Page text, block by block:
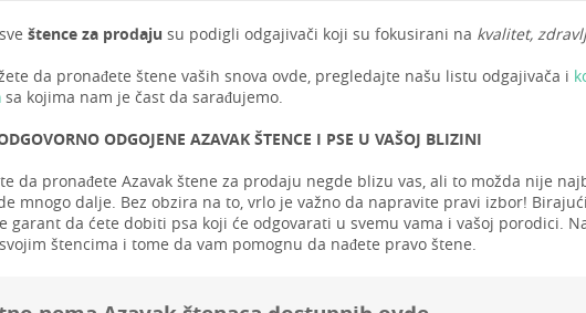
štence za prodaju su podigli odgajivači koji su fokusirani na kvalitet,
da pronađete štene vaših snova ovde, pregledajte našu listu odgajivača i
sa kojima nam je čast da sarađujemo.
ODGOJENE AZAVAK ŠTENCE I PSE U VAŠOJ BLIZINI
da pronađete Azavak štene za prodaju negde blizu vas, ali to možda nije
mnogo dalje. Bez obzira na to, vrlo je važno da napravite pravi izbor!
garant da ćete dobiti psa koji će odgovarati u svemu vama i vašoj porodici.
štencima i tome da vam pomognu da nađete pravo štene.